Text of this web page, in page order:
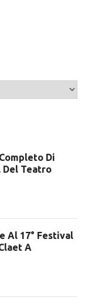
Di
Del Teatro
Al 17° Festival
A